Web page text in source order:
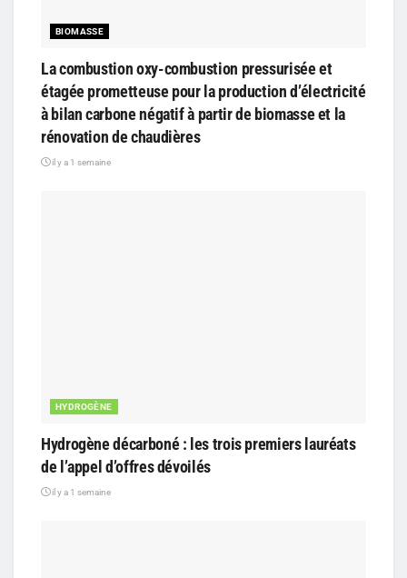
BIOMASSE
La combustion oxy-combustion pressurisée et
étagée prometteuse pour la production d’électricité
à bilan carbone négatif à partir de biomasse et la
rénovation de chaudières
il y a 1 semaine
HYDROGÈNE
Hydrogène décarboné : les trois premiers lauréats
de l’appel d’offres dévoilés
il y a 1 semaine